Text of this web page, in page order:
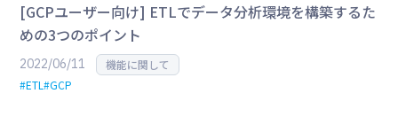
[GCPユーザー向け] ETLでデータ分析環境を構築するた
めの3つのポイント
2022/06/11
機能に関して
#ETL#GCP